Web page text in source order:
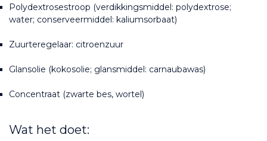
Polydextrosestroop (verdikkingsmiddel: polydextrose;
water; conserveermiddel: kaliumsorbaat)
Zuurteregelaar: citroenzuur
Glansolie (kokosolie; glansmiddel: carnaubawas)
Concentraat (zwarte bes, wortel)
Wat het doet: